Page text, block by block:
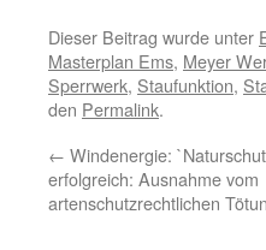
Dieser Beitrag wurde unter
Masterplan Ems, Meyer
Sperrwerk, Staufunktion,
den Permalink.
← Windenergie:
erfolgreich: Ausnahme vom
artenschutzrechtlichen